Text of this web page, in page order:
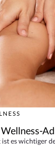
es wichtiger